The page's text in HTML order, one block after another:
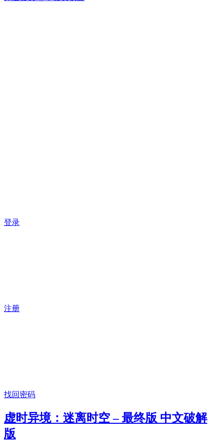
登录
注册
找回密码
虚时异境：迷离时空 – 最终版 中文破解
版